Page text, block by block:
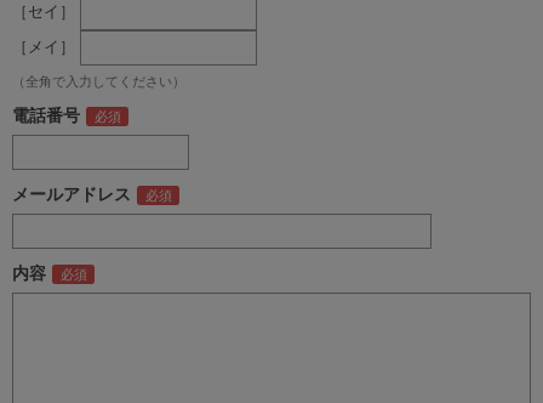
［セイ］
［メイ］
（全角で入力してください）
電話番号
メールアドレス
内容